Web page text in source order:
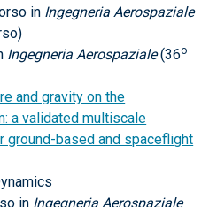
in Ingegneria Aerospaziale
Ingegneria Aerospaziale(36o
and gravity on the
a validated multiscale
ground-based and spaceflight
in Ingegneria Aerospaziale